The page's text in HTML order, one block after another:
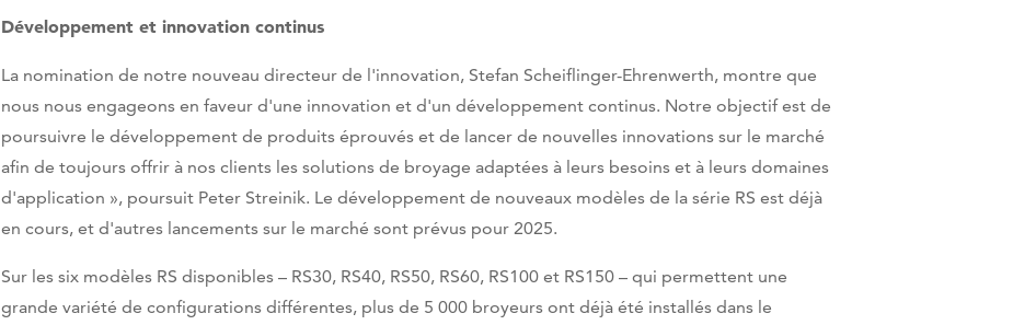
Développement et innovation continus
La nomination de notre nouveau directeur de l'innovation, Stefan Scheiflinger-Ehrenwerth, montre que
nous nous engageons en faveur d'une innovation et d'un développement continus. Notre objectif est de
poursuivre le développement de produits éprouvés et de lancer de nouvelles innovations sur le marché
afin de toujours offrir à nos clients les solutions de broyage adaptées à leurs besoins et à leurs domaines
d'application », poursuit Peter Streinik. Le développement de nouveaux modèles de la série RS est déjà
en cours, et d'autres lancements sur le marché sont prévus pour 2025.
Sur les six modèles RS disponibles – RS30, RS40, RS50, RS60, RS100 et RS150 – qui permettent une
grande variété de configurations différentes, plus de 5 000 broyeurs ont déjà été installés dans le